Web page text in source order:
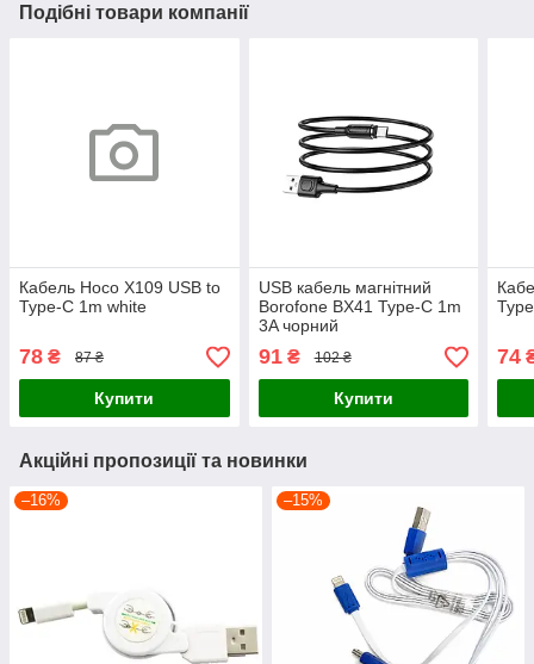
Подібні товари компанії
Кабель Hoco X109 USB to
Type-C 1m white
78 ₴ 87 ₴
Купити
USB кабель магнітний
Borofone BX41 Type-C 1m
3A чорний
91₴ 102 ₴
Купити
74
Акційні пропозиції та новинки
–16% –15%